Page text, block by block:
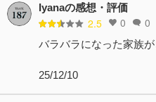
Iyanaの感想・評価
2.5 0 0
バラバラになった家族
25/12/10